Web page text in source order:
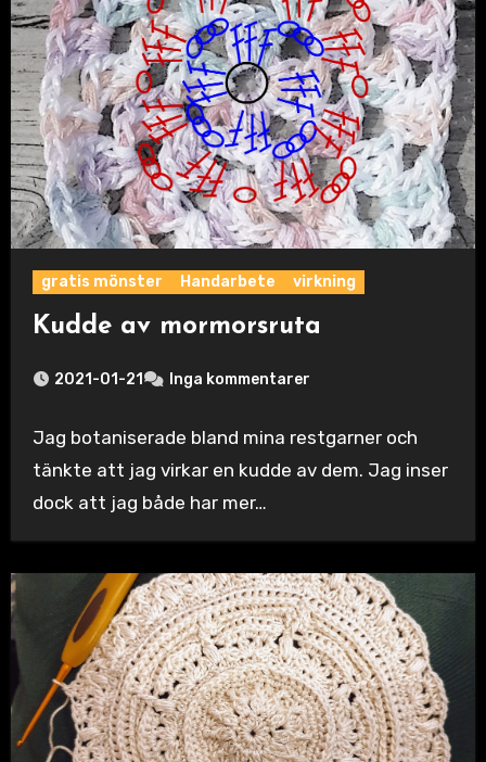
gratis mönster Handarbete virkning
Kudde av mormorsruta
2021-01-21 Inga kommentarer
Jag botaniserade bland mina restgarner och
tänkte att jag virkar en kudde av dem. Jag inser
dock att jag både har mer…